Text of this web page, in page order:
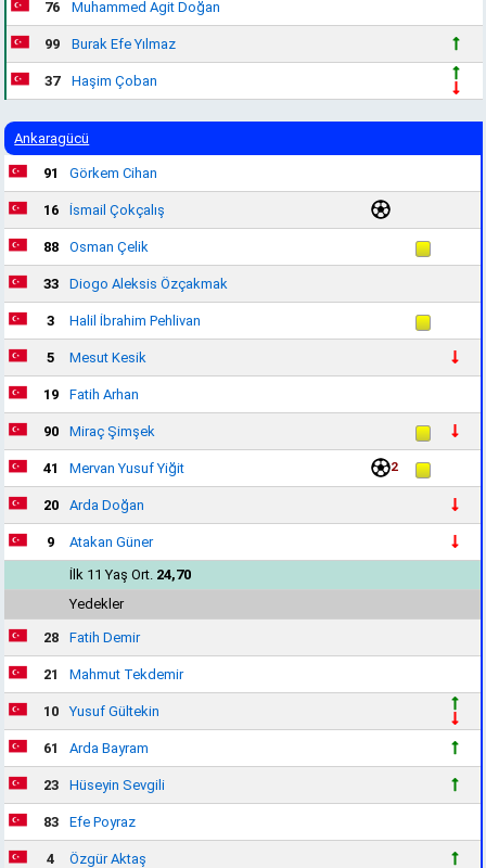
76 Muhammed Agit Doğan
99 Burak Efe Yılmaz
37 Haşim Çoban
Ankaragücü
91 Görkem Cihan
16 İsmail Çokçalış
88 Osman Çelik
33 Diogo Aleksis Özçakmak
3 Halil İbrahim Pehlivan
5 Mesut Kesik
19 Fatih Arhan
90 Miraç Şimşek
41 Mervan Yusuf Yiğit 2
20 Arda Doğan
9
Atakan Güner
İlk 11 Yaş Ort. 24,70
Yedekler
28 Fatih Demir
21 Mahmut Tekdemir
10 Yusuf Gültekin
61 Arda Bayram
23 Hüseyin Sevgili
83 Efe Poyraz
4 Özgür Aktaş